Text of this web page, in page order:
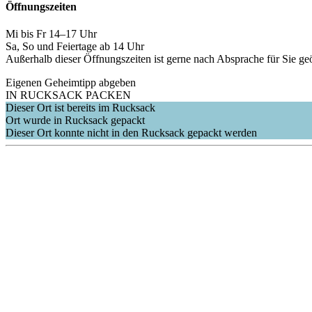
Öffnungszeiten
Mi bis Fr 14–17 Uhr
Sa, So und Feiertage ab 14 Uhr
Außerhalb dieser Öffnungszeiten ist gerne nach Absprache für Sie
Eigenen Geheimtipp abgeben
IN RUCKSACK PACKEN
Dieser Ort ist bereits im Rucksack
Ort wurde in Rucksack gepackt
Dieser Ort konnte nicht in den Rucksack gepackt werden